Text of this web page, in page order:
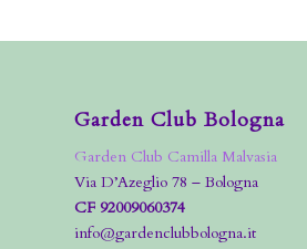
Garden Club Bologna
Garden Club Camilla Malvasia
Via D’Azeglio 78 – Bologna
CF 92009060374
info@gardenclubbologna.it